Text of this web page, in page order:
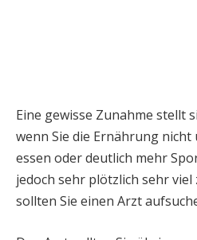
Eine gewisse Zunahme stellt
wenn Sie die Ernährung
essen oder deutlich mehr
jedoch sehr plötzlich sehr viel
sollten Sie einen Arzt